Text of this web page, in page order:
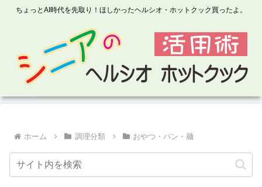
ちょっとAI時代を先取り！ほしかったヘルシオ・ホットクック買ったよ。
ホーム 調理分類 おやつ・パン・麺